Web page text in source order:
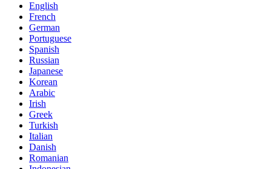
English
French
German
Portuguese
Spanish
Russian
Japanese
Korean
Arabic
Irish
Greek
Turkish
Italian
Danish
Romanian